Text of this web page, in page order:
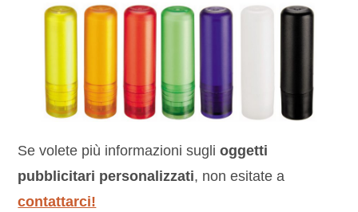
Se volete più informazioni suglioggetti
pubblicitari personalizzati, non esitate a
contattarci!